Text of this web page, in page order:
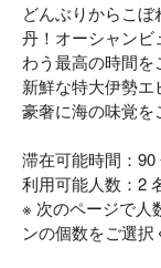
どんぶりからこ
丹！オーシャン
わう最高の時間を
新鮮な特大伊勢エ
豪奢に海の味覚を
滞在可能時間：90
利用可能人数：2
※ 次のページで人
ンの個数をご選択